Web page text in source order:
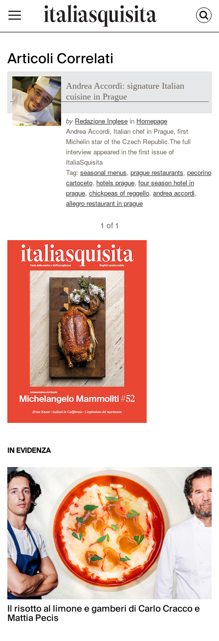
Articoli Correlati
Andrea Accordi: signature Italian
cuisine in Prague
by Redazione Inglese in Homepage
Andrea Accordi, Italian chef in Prague, first
Michelin star of the Czech Republic.The full
interview appeared in the first issue of
ItaliaSquisita
Tag: seasonal menus, prague restaurants, pecorino
cartoceto, hotels prague, four season hotel in
prague, chickpeas of reggello, andrea accordi,
allegro restaurant in prague
1 of 1
IN EVIDENZA
Il risotto al limone e gamberi di Carlo Cracco e
Mattia Pecis